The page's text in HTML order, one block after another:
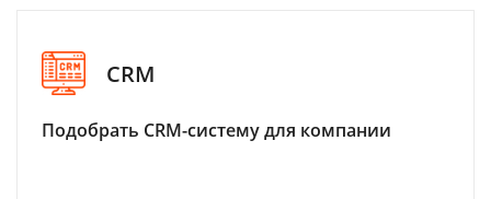
CRM
Подобрать CRM-систему для компании